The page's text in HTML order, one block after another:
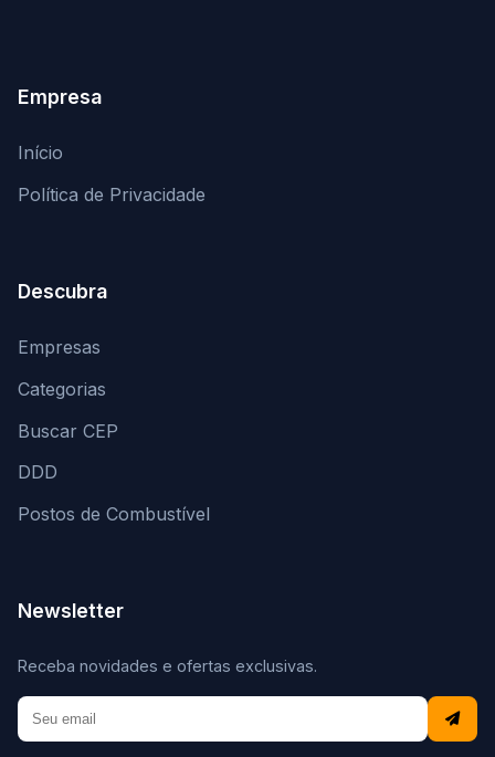
Empresa
Início
Política de Privacidade
Descubra
Empresas
Categorias
Buscar CEP
DDD
Postos de Combustível
Newsletter
Receba novidades e ofertas exclusivas.